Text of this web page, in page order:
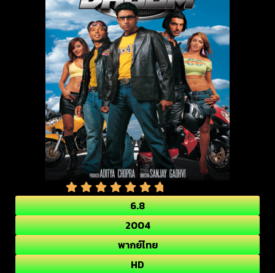
6.8
2004
พากย์ไทย
HD